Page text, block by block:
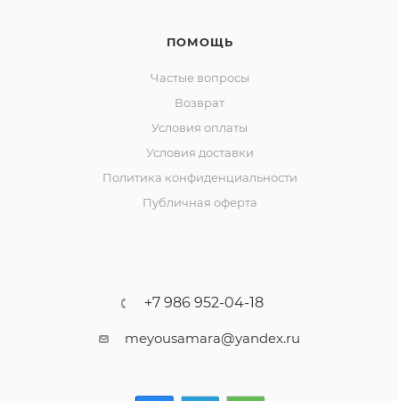
ПОМОЩЬ
Частые вопросы
Возврат
Условия оплаты
Условия доставки
Политика конфиденциальности
Публичная оферта
+7 986 952-04-18
meyousamara@yandex.ru